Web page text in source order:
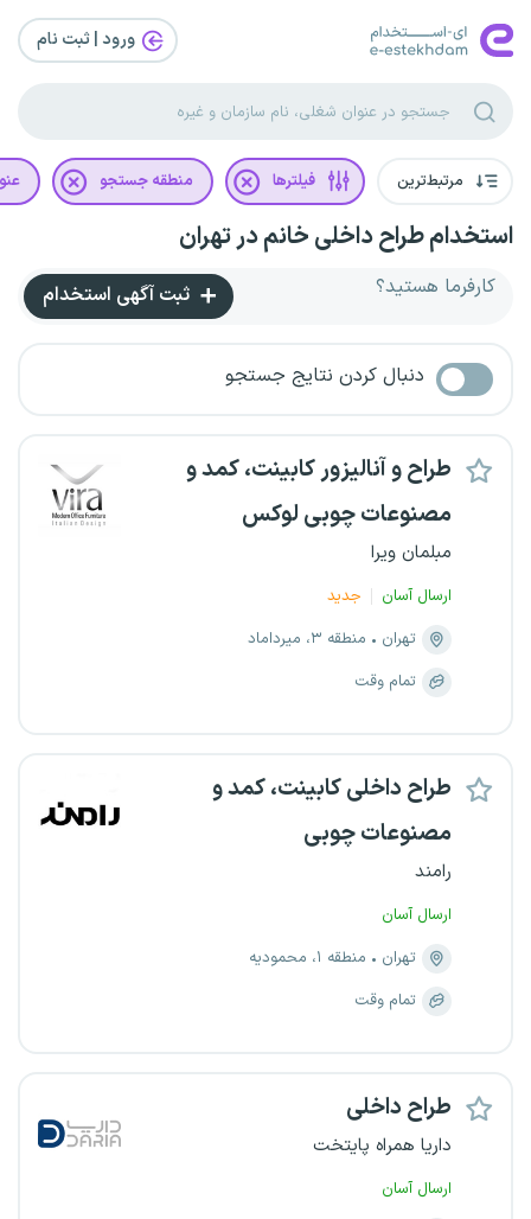
ورود | ثبت‌ نام
مرتبط‌ترین فیلترها منطقه جستجو
استخدام طراح داخلی خانم در تهران
کارفرما هستید؟ ثبت آگهی استخدام
دنبال کردن نتایج جستجو
طراح و آنالیزور کابینت، کمد و
مصنوعات چوبی لوکس
مبلمان ویرا
ارسال آسان
جدید
تهران
منطقه ۳، میرداماد
تمام وقت
طراح داخلی کابینت، کمد و
مصنوعات چوبی
رامند
ارسال آسان
تهران
منطقه ۱، محمودیه
تمام وقت
طراح داخلی
داریا همراه پایتخت
ارسال آسان